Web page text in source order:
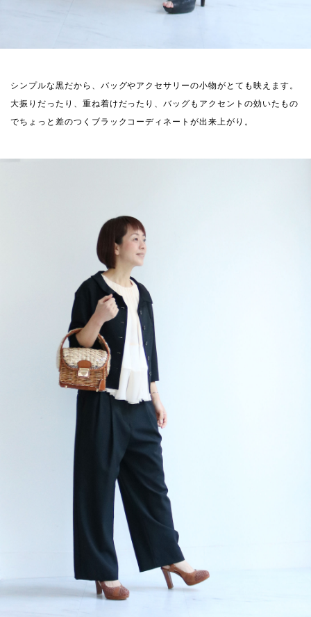
シンプルな黒だから、バッグやアクセサリーの小物がとても映えます。
大振りだったり、重ね着けだったり、バッグもアクセントの効いたもの
でちょっと差のつくブラックコーディネートが出来上がり。